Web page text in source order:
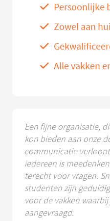
Persoonlijke
Zowel aan
Alle vakken
Een fijne organisatie,
kon bieden aan onze
communicatie
iedereen is
terecht voor vragen.
studenten zijn
voor de vakken
aangevraagd.